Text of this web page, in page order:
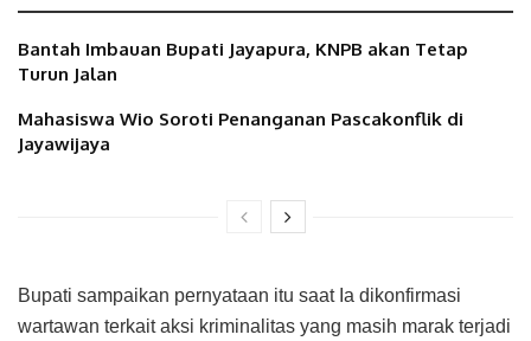
Bantah Imbauan Bupati Jayapura, KNPB akan Tetap
Turun Jalan
Mahasiswa Wio Soroti Penanganan Pascakonflik di
Jayawijaya
Bupati sampaikan pernyataan itu saat Ia dikonfirmasi
wartawan terkait aksi kriminalitas yang masih marak terjadi